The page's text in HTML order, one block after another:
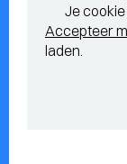
Je
Accepteer
laden.